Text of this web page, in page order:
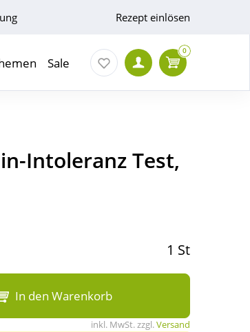
Rezept einlösen
Sale
0
Intoleranz Test,
1 St
In den Warenkorb
inkl. MwSt. zzgl.Versand